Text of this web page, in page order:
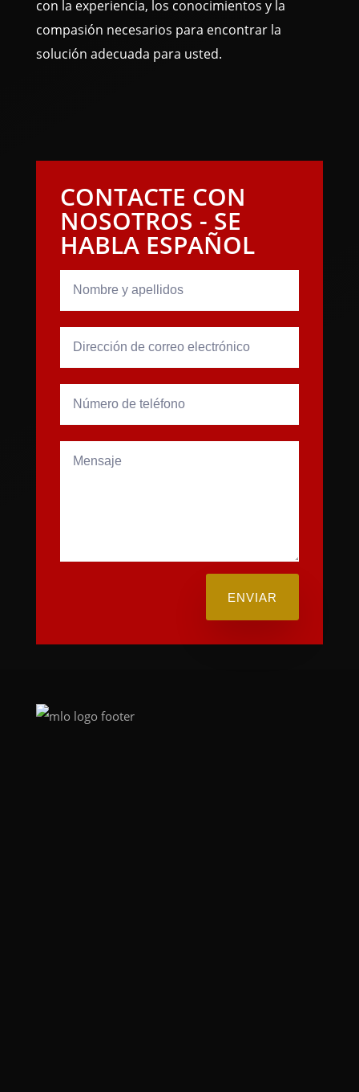
con la experiencia, los conocimientos y la
compasión necesarios para encontrar la
solución adecuada para usted.
CONTACTE CON
NOSOTROS - SE
HABLA ESPAÑOL
ENVIAR